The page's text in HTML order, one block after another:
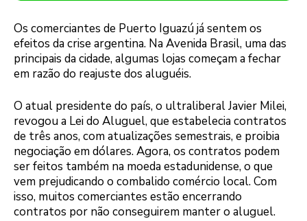
Os comerciantes de Puerto Iguazú já sentem os
efeitos da crise argentina. Na Avenida Brasil, uma das
principais da cidade, algumas lojas começam a fechar
em razão do reajuste dos aluguéis.
O atual presidente do país, o ultraliberal Javier Milei,
revogou a Lei do Aluguel, que estabelecia contratos
de três anos, com atualizações semestrais, e proibia
negociação em dólares. Agora, os contratos podem
ser feitos também na moeda estadunidense, o que
vem prejudicando o combalido comércio local. Com
isso, muitos comerciantes estão encerrando
contratos por não conseguirem manter o aluguel.